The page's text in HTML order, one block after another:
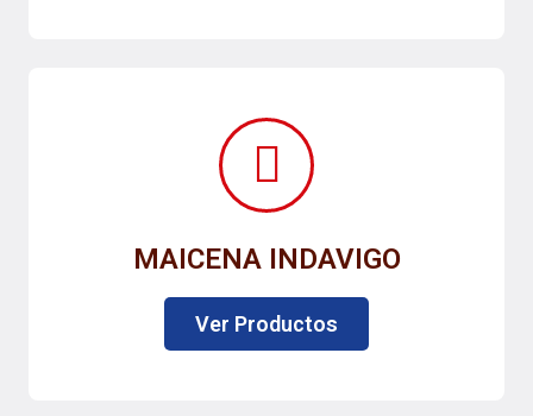
MAICENA INDAVIGO
Ver Productos